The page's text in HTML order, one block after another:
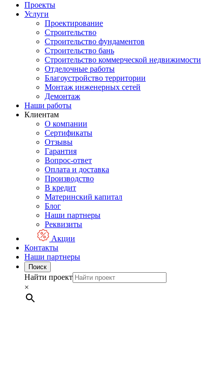
Проекты
Услуги
Проектирование
Строительство
Строительство фундаментов
Строительство бань
Строительство коммерческой недвижимости
Отделочные работы
Благоустройство территории
Монтаж инженерных сетей
Демонтаж
Наши работы
Клиентам
О компании
Сертификаты
Отзывы
Гарантия
Вопрос-ответ
Оплата и доставка
Производство
В кредит
Материнский капитал
Блог
Наши партнеры
Реквизиты
Акции
Контакты
Наши партнеры
Поиск
Найти проект
×